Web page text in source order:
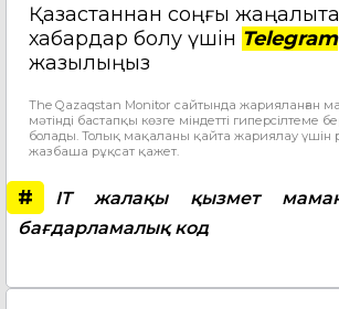
Қазақстаннан соңғы
хабардар болу үшін Telegram
жазылыңыз
The Qazaqstan Monitor сайтында жарияланған
мәтінді бастапқы көзге міндетті гиперсілтеме
болады. Толық мақаланы қайта жариялау үшін
жазбаша рұқсат қажет.
# IT жалақы қызмет
бағдарламалық код